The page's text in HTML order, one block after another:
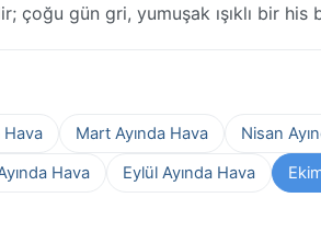
çoğu gün gri, yumuşak ışıklı bir his
Hava Mart Ayında Hava Nisan
Hava Eylül Ayında Hava